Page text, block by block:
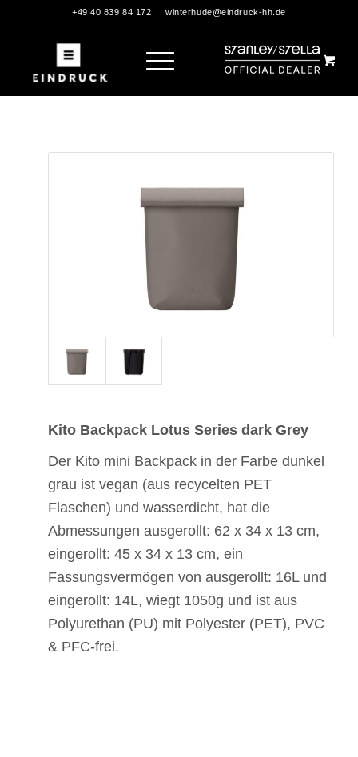
+49 40 839 84 172 winterhude@eindruck-hh.de
Kito Backpack Lotus Series dark Grey
Der Kito mini Backpack in der Farbe dunkel
grau ist vegan (aus recycelten PET
Flaschen) und wasserdicht, hat die
Abmessungen ausgerollt: 62 x 34 x 13 cm,
eingerollt: 45 x 34 x 13 cm, ein
Fassungsvermögen von ausgerollt: 16L und
eingerollt: 14L, wiegt 1050g und ist aus
Polyurethan (PU) mit Polyester (PET), PVC
& PFC-frei.